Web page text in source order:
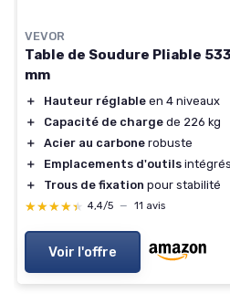
VEVOR
Table de Soudure Pliable
mm
＋ Hauteur réglable en 4 niveaux
＋
Capacité de charge de 226 kg
＋
Acier au carbone robuste
＋
Emplacements d'outils intégrés
＋
Trous de fixation pour stabilité
★★★★★
★★★★★ 4,4/5 — 11 avis
Voir l'offre